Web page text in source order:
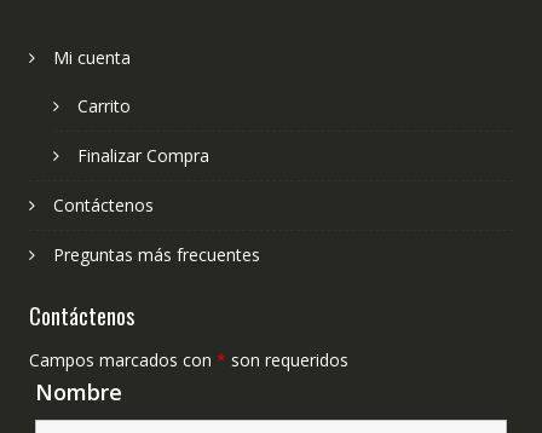
Mi cuenta
Carrito
Finalizar Compra
Contáctenos
Preguntas más frecuentes
Contáctenos
Campos marcados con * son requeridos
Nombre